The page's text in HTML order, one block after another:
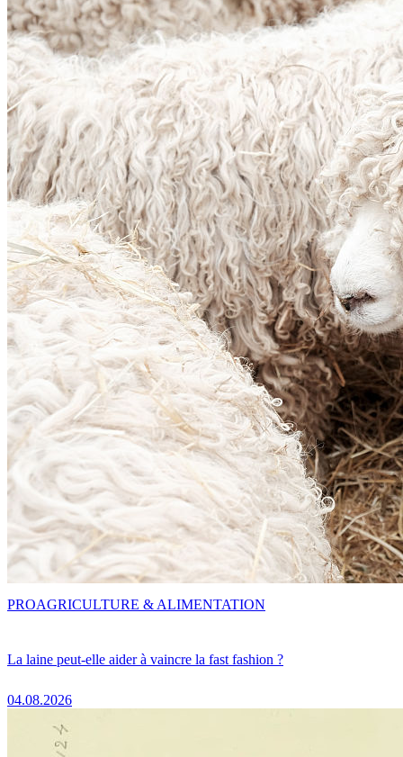
La laine peut-elle aider à vaincre la fast fashion ?
04.08.2026
PROAGRICULTURE & ALIMENTATION